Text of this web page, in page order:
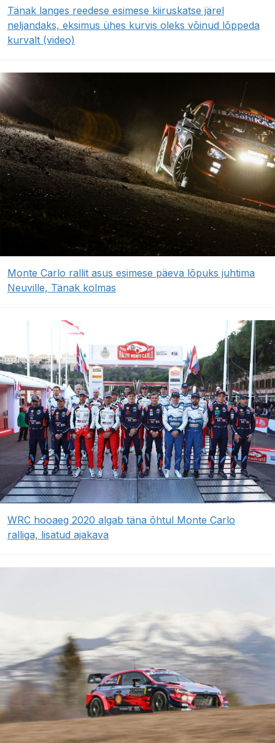
Tänak langes reedese esimese kiiruskatse järel
neljandaks, eksimus ühes kurvis oleks võinud lõppeda
kurvalt (video)
Monte Carlo rallit asus esimese päeva lõpuks juhtima
Neuville, Tänak kolmas
WRC hooaeg 2020 algab täna õhtul Monte Carlo
ralliga, lisatud ajakava